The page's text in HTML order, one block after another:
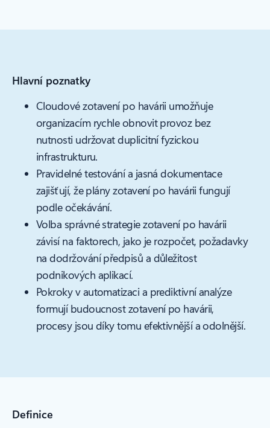
Hlavní poznatky
Cloudové zotavení po havárii umožňuje
organizacím rychle obnovit provoz bez
nutnosti udržovat duplicitní fyzickou
infrastrukturu.
Pravidelné testování a jasná dokumentace
zajišťují, že plány zotavení po havárii fungují
podle očekávání.
Volba správné strategie zotavení po havárii
závisí na faktorech, jako je rozpočet, požadavky
na dodržování předpisů a důležitost
podnikových aplikací.
Pokroky v automatizaci a prediktivní analýze
formují budoucnost zotavení po havárii,
procesy jsou díky tomu efektivnější a odolnější.
Definice